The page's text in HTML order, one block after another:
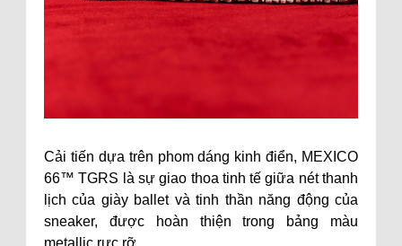
Cải tiến dựa trên phom dáng kinh điển, MEXICO
66™ TGRS là sự giao thoa tinh tế giữa nét thanh
lịch của giày ballet và tinh thần năng động của
sneaker, được hoàn thiện trong bảng màu
metallic rực rỡ.